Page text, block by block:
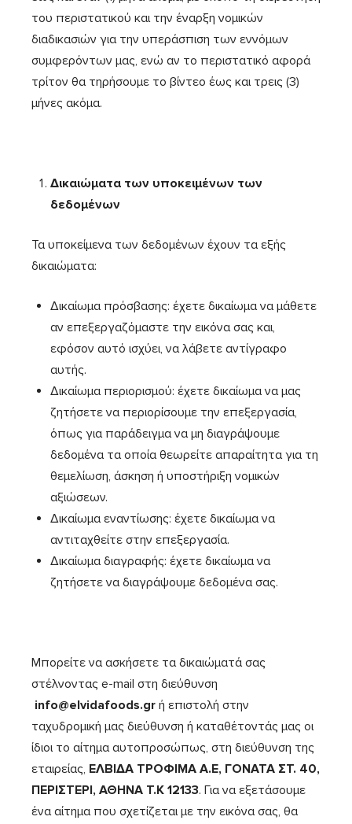
του περιστατικού και την έναρξη νομικών
διαδικασιών για την υπεράσπιση των εννόμων
συμφερόντων μας, ενώ αν το περιστατικό αφορά
τρίτον θα τηρήσουμε το βίντεο έως και τρεις (3)
μήνες ακόμα.
Δικαιώματα των υποκειμένων των
δεδομένων
Τα υποκείμενα των δεδομένων έχουν τα εξής
δικαιώματα:
Δικαίωμα πρόσβασης: έχετε δικαίωμα να μάθετε
αν επεξεργαζόμαστε την εικόνα σας και,
εφόσον αυτό ισχύει, να λάβετε αντίγραφο
αυτής.
Δικαίωμα περιορισμού: έχετε δικαίωμα να μας
ζητήσετε να περιορίσουμε την επεξεργασία,
όπως για παράδειγμα να μη διαγράψουμε
δεδομένα τα οποία θεωρείτε απαραίτητα για τη
θεμελίωση, άσκηση ή υποστήριξη νομικών
αξιώσεων.
Δικαίωμα εναντίωσης: έχετε δικαίωμα να
αντιταχθείτε στην επεξεργασία.
Δικαίωμα διαγραφής: έχετε δικαίωμα να
ζητήσετε να διαγράψουμε δεδομένα σας.
Μπορείτε να ασκήσετε τα δικαιώματά σας
στέλνοντας e-mail στη διεύθυνση
info@elvidafoods.gr ή επιστολή στην
ταχυδρομική μας διεύθυνση ή καταθέτοντάς μας οι
ίδιοι το αίτημα αυτοπροσώπως, στη διεύθυνση της
εταιρείας, ΕΛΒΙΔΑ ΤΡΟΦΙΜΑ Α.Ε, ΓΟΝΑΤΑ ΣΤ. 40,
ΠΕΡΙΣΤΕΡΙ, ΑΘΗΝΑ Τ.Κ 12133. Για να εξετάσουμε
ένα αίτημα που σχετίζεται με την εικόνα σας, θα